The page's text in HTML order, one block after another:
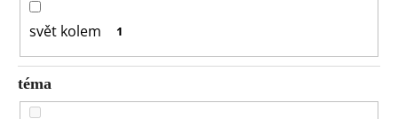
svět kolem 1
téma